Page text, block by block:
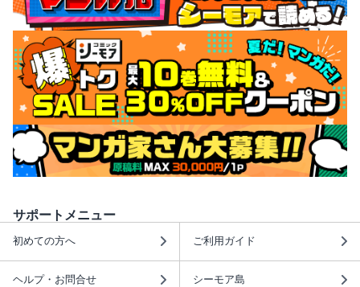
サポートメニュー
初めての方へ ご利用ガイド
ヘルプ・お問合せ シーモア島